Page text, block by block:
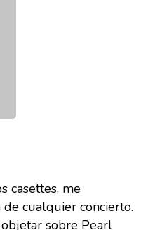
casettes, me
cualquier concierto.
sobre Pearl